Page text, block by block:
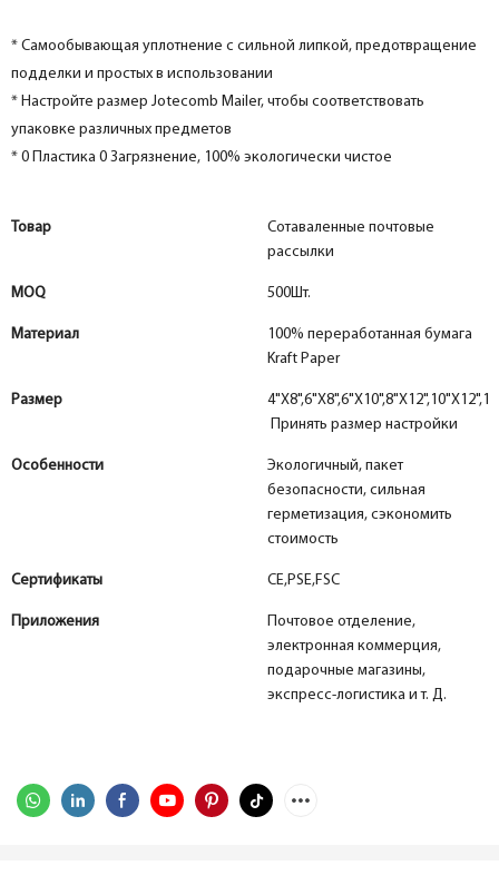
* Самообывающая уплотнение с сильной липкой, предотвращение
подделки и простых в использовании
* Настройте размер Jotecomb Mailer, чтобы соответствовать
упаковке различных предметов
* 0 Пластика 0 Загрязнение, 100% экологически чистое
Товар
Сотаваленные почтовые
рассылки
MOQ 500Шт.
Материал
100% переработанная бумага
Kraft Paper
Размер
Принять размер настройки
Особенности
Экологичный, пакет
безопасности, сильная
герметизация, сэкономить
стоимость
Сертификаты CE,PSE,FSC
Приложения
Почтовое отделение,
электронная коммерция,
подарочные магазины,
экспресс-логистика и т. Д.